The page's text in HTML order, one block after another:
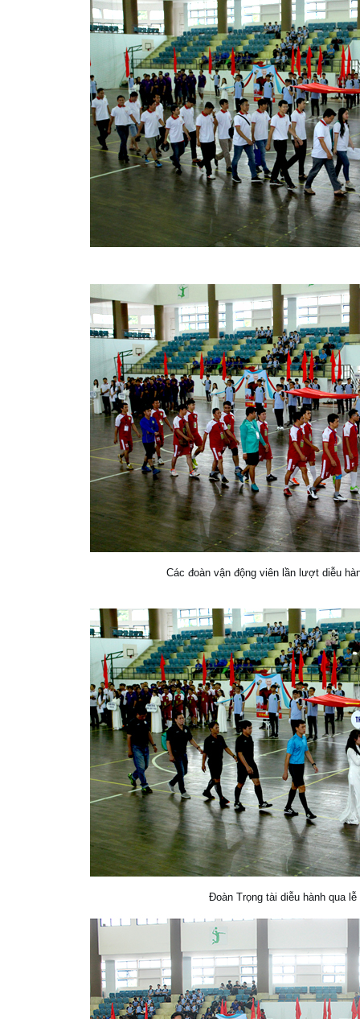
Các đoàn vận động viên lần lượt diễu
Đoàn Trọng tài diễu hành qua lễ